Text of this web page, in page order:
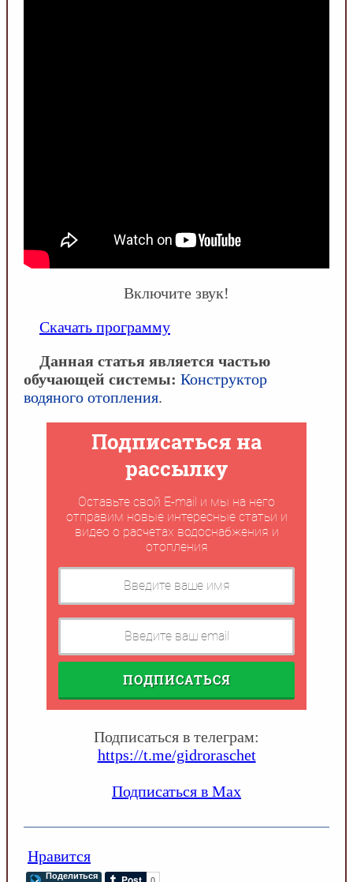
Включите звук!
Скачать программу
Данная статья является частью
обучающей системы: Конструктор
водяного отопления.
Подписаться на
рассылку
Оставьте свой E-mail и мы на него
отправим новые интересные статьи и
видео о расчетах водоснабжения и
отопления
ПОДПИСАТЬСЯ
Подписаться в телеграм:
https://t.me/gidroraschet
Подписаться в Max
Нравится
Поделиться